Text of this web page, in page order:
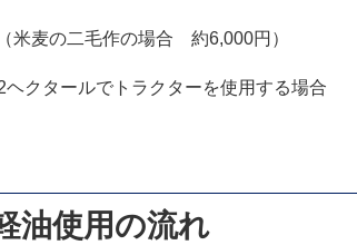
米麦の二毛作の場合 約6,000円）
クタールでトラクターを使用する場合
使用の流れ